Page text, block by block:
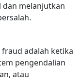
melanjutkan
adalah ketika
pengendalian
atau